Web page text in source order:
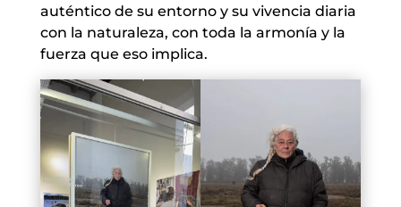
auténtico de su entorno y su vivencia diaria
con la naturaleza, con toda la armonía y la
fuerza que eso implica.